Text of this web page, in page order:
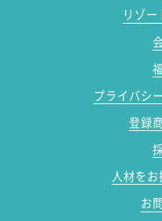
リゾ
プライバシ
登録
人材を
お